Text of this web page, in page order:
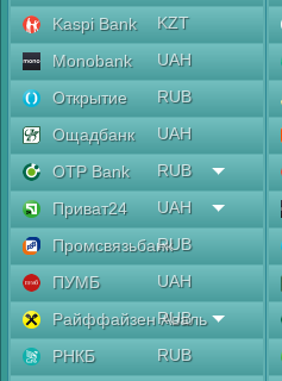
Kaspi Bank
KZT
Monobank
UAH
Открытие
RUB
Ощадбанк
UAH
OTP Bank
RUB
Приват24
UAH
ПромсвязьбанкRUB
ПУМБ
UAH
Райффайзен Аваль
RUB
РНКБ
RUB